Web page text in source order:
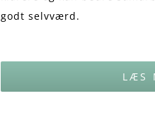
godt selvværd.
LÆS